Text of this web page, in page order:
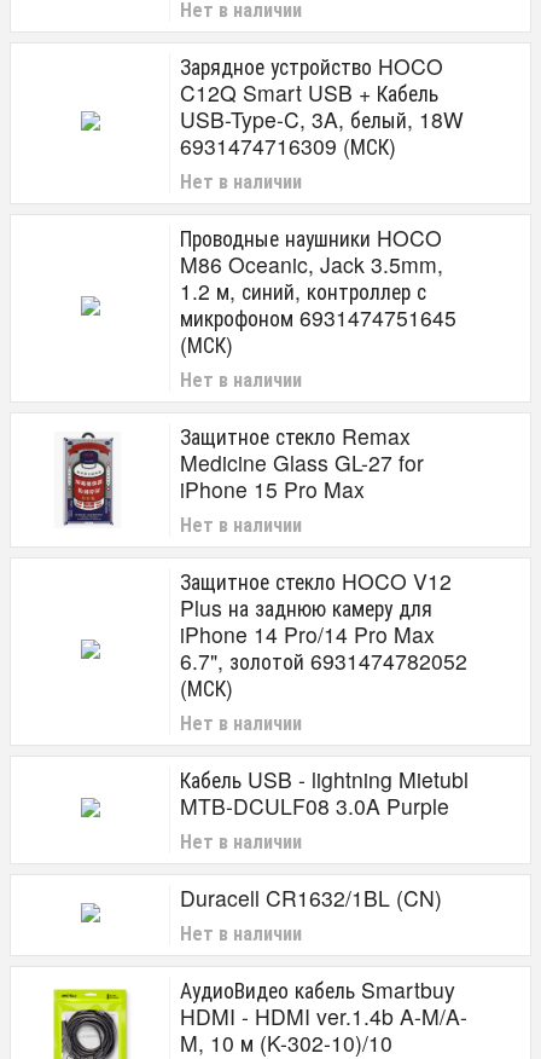
Нет в наличии
Зарядное устройство HOCO
C12Q Smart USB + Кабель
USB-Type-C, 3A, белый, 18W
6931474716309 (МСК)
Нет в наличии
Проводные наушники HOCO
M86 Oceanic, Jack 3.5mm,
1.2 м, синий, контроллер с
микрофоном 6931474751645
(МСК)
Нет в наличии
Защитное стекло Remax
Medicine Glass GL-27 for
iPhone 15 Pro Max
Нет в наличии
Защитное стекло HOCO V12
Plus на заднюю камеру для
iPhone 14 Pro/14 Pro Max
6.7", золотой 6931474782052
(МСК)
Нет в наличии
Кабель USB - lightning Mietubl
MTB-DCULF08 3.0A Purple
Нет в наличии
Duracell CR1632/1BL (CN)
Нет в наличии
АудиоВидео кабель Smartbuy
HDMI - HDMI ver.1.4b A-M/A-
M, 10 м (K-302-10)/10